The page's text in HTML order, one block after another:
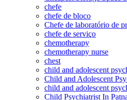
chefe
chefe de bloco
Chefe de laboratório de
chefe de serviço
chemotherapy
chemotherapy nurse
chest
child and adolescent
Child and Adolescent
child and adolescent
Child Psychiatrist In